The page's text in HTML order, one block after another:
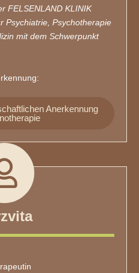
FELSENLAND KLINIK
Psychiatrie, Psychotherapie
mit dem Schwerpunkt
Anerkennung